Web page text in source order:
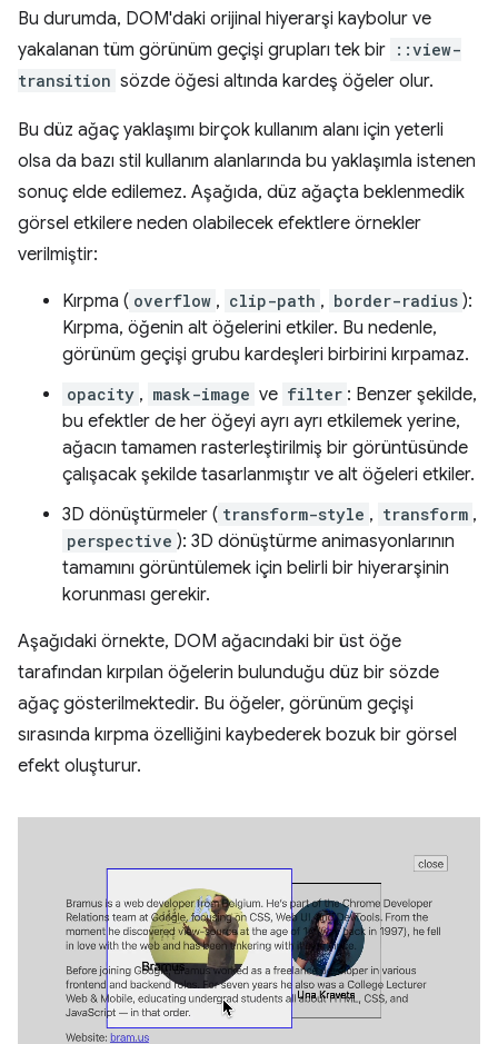
Bu durumda, DOM'daki orijinal hiyerarşi kaybolur ve
yakalanan tüm görünüm geçişi grupları tek bir ::view-
transition sözde öğesi altında kardeş öğeler olur.
Bu düz ağaç yaklaşımı birçok kullanım alanı için yeterli
olsa da bazı stil kullanım alanlarında bu yaklaşımla istenen
sonuç elde edilemez. Aşağıda, düz ağaçta beklenmedik
görsel etkilere neden olabilecek efektlere örnekler
verilmiştir:
Kırpma ( overflow , clip-path , border-radius ):
Kırpma, öğenin alt öğelerini etkiler. Bu nedenle,
görünüm geçişi grubu kardeşleri birbirini kırpamaz.
opacity , mask-image ve filter : Benzer şekilde,
bu efektler de her öğeyi ayrı ayrı etkilemek yerine,
ağacın tamamen rasterleştirilmiş bir görüntüsünde
çalışacak şekilde tasarlanmıştır ve alt öğeleri etkiler.
3D dönüştürmeler ( transform-style , transform ,
perspective ): 3D dönüştürme animasyonlarının
tamamını görüntülemek için belirli bir hiyerarşinin
korunması gerekir.
Aşağıdaki örnekte, DOM ağacındaki bir üst öğe
tarafından kırpılan öğelerin bulunduğu düz bir sözde
ağaç gösterilmektedir. Bu öğeler, görünüm geçişi
sırasında kırpma özelliğini kaybederek bozuk bir görsel
efekt oluşturur.